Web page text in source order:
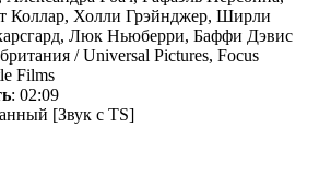
Коллар, Холли Грэйнджер, Ширли
Люк Ньюберри, Баффи Дэвис
/ Universal Pictures, Focus
Films
: 02:09
[Звук с TS]